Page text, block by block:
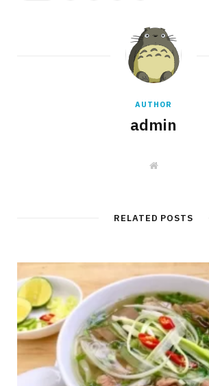
AUTHOR
admin
W
e
RELATED POSTS